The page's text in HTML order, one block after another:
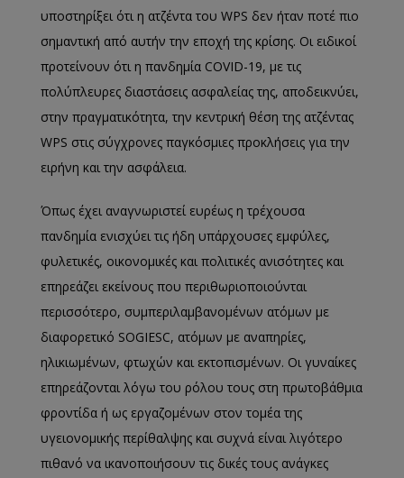
υποστηρίξει ότι η ατζέντα του WPS δεν ήταν ποτέ πιο
σημαντική από αυτήν την εποχή της κρίσης. Οι ειδικοί
προτείνουν ότι η πανδημία COVID-19, με τις
πολύπλευρες διαστάσεις ασφαλείας της, αποδεικνύει,
στην πραγματικότητα, την κεντρική θέση της ατζέντας
WPS στις σύγχρονες παγκόσμιες προκλήσεις για την
ειρήνη και την ασφάλεια.
Όπως έχει αναγνωριστεί ευρέως η τρέχουσα
πανδημία ενισχύει τις ήδη υπάρχουσες εμφύλες,
φυλετικές, οικονομικές και πολιτικές ανισότητες και
επηρεάζει εκείνους που περιθωριοποιούνται
περισσότερο, συμπεριλαμβανομένων ατόμων με
διαφορετικό SOGIESC, ατόμων με αναπηρίες,
ηλικιωμένων, φτωχών και εκτοπισμένων. Οι γυναίκες
επηρεάζονται λόγω του ρόλου τους στη πρωτοβάθμια
φροντίδα ή ως εργαζομένων στον τομέα της
υγειονομικής περίθαλψης και συχνά είναι λιγότερο
πιθανό να ικανοποιήσουν τις δικές τους ανάγκες